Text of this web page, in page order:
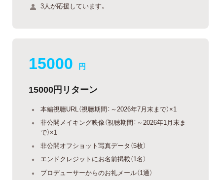
3人が応援しています。
15000 円
15000円リターン
本編視聴URL（視聴期間：～2026年7月末まで）×1
非公開メイキング映像（視聴期間：～2026年1月末ま
で）×1
非公開オフショット写真データ（5枚）
エンドクレジットにお名前掲載（1名）
プロデューサーからのお礼メール（1通）